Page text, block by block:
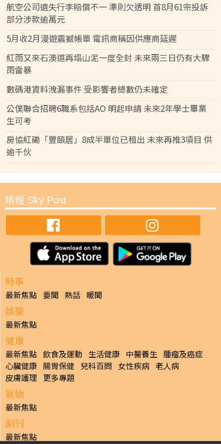
航空公司遺失行李賠償不一 準則欠透明 首8月61宗投訴
部分涉款逾萬元
5月收2月漫遊震撼帳單 電訊商稱因供應商延遲
紅雨又來石澳道再塌山泥一度全封 未來兩三日仍有大驟
雨雷暴
數碼港資料洩漏事件 受影響者總數仍未確定
公僕聯合招聘6職系包括AO 明起申請 未來2年學士畢業
生可考
房協紅磡「豐頤居」8成半單位已租出 未來再推3項目 供
逾千伙
晴報 Sky Post
時事
最新焦點 要聞 熱話 暖聞
娛樂
最新焦點
健康
最新焦點 飲食及運動 生活健康 中醫養生 腫瘤及癌症
心臟健康 腸胃保健 兒科百問 女性疾病 老人病
皮膚護理 更多專題
寵物
最新焦點
副刊
最新焦點